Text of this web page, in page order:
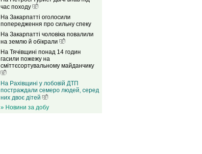
час походу
На Закарпатті оголосили
попередження про сильну спеку
На Закарпатті чоловіка повалили
на землю й обікрали
На Тячівщині понад 14 годин
гасили пожежу на
сміттєсортувальному майданчику
На Рахівщині у лобовій ДТП
постраждали семеро людей, серед
них двоє дітей
» Новини за добу